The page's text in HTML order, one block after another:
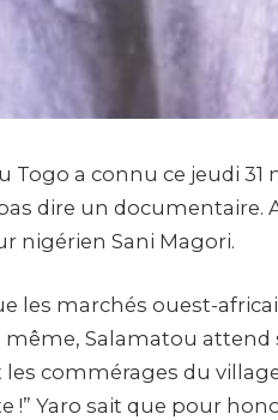
a connu ce jeudi 31
dire un documentaire.
nigérien Sani Magori.
les marchés ouest-
Salamatou attend
commérages du
!” Yaro sait que pour